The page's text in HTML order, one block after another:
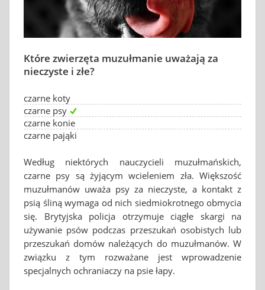
Które zwierzęta muzułmanie uważają za
nieczyste i złe?
czarne koty
czarne psy
czarne konie
czarne pająki
Według niektórych nauczycieli muzułmańskich,
czarne psy są żyjącym wcieleniem zła. Większość
muzułmanów uważa psy za nieczyste, a kontakt z
psią śliną wymaga od nich siedmiokrotnego obmycia
się. Brytyjska policja otrzymuje ciągłe skargi na
używanie psów podczas przeszukań osobistych lub
przeszukań domów należących do muzułmanów. W
związku z tym rozważane jest wprowadzenie
specjalnych ochraniaczy na psie łapy.